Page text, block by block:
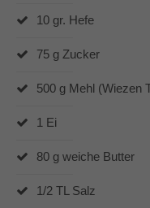
Pampered Chef® und
den Produkten von
10 gr. Hefe
75 g Zucker
500 g Mehl (Wiezen
1 Ei
80 g weiche Butter
1/2 TL Salz